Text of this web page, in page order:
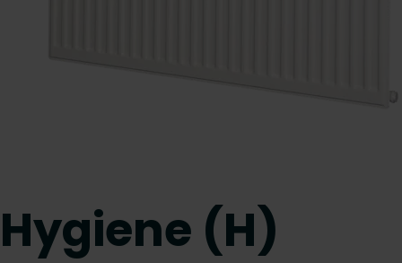
Hygiene (H)